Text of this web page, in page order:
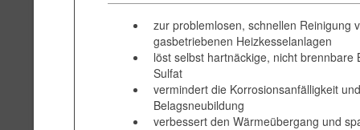
zur problemlosen, schnellen Reinigung
gasbetriebenen Heizkesselanlagen
löst selbst hartnäckige, nicht brennbare
Sulfat
vermindert die Korrosionsanfälligkeit und
Belagsneubildung
verbessert den Wärmeübergang und